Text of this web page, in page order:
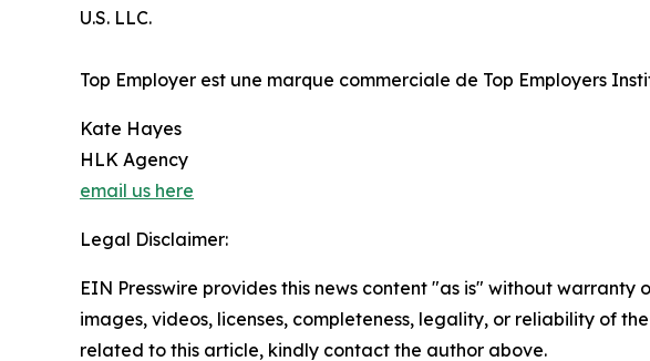
U.S. LLC.
Top Employer est une marque commerciale de Top Employers
Kate Hayes
HLK Agency
email us here
Legal Disclaimer:
EIN Presswire provides this news content "as is" without
images, videos, licenses, completeness, legality, or reliability of
related to this article, kindly contact the author above.